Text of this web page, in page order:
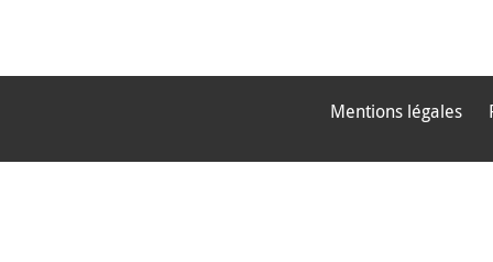
Mentions légales